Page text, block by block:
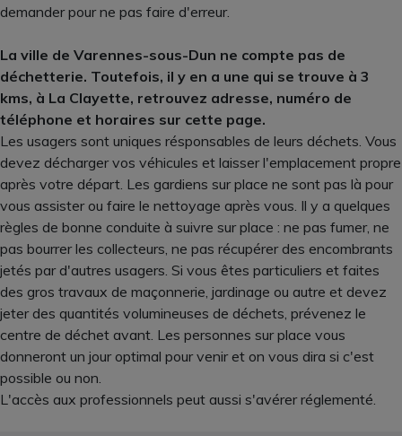
demander pour ne pas faire d'erreur.
La ville de Varennes-sous-Dun ne compte pas de
déchetterie. Toutefois, il y en a une qui se trouve à 3
kms, à La Clayette, retrouvez adresse, numéro de
téléphone et horaires sur cette page.
Les usagers sont uniques résponsables de leurs déchets. Vous
devez décharger vos véhicules et laisser l'emplacement propre
après votre départ. Les gardiens sur place ne sont pas là pour
vous assister ou faire le nettoyage après vous. Il y a quelques
règles de bonne conduite à suivre sur place : ne pas fumer, ne
pas bourrer les collecteurs, ne pas récupérer des encombrants
jetés par d'autres usagers. Si vous êtes particuliers et faites
des gros travaux de maçonnerie, jardinage ou autre et devez
jeter des quantités volumineuses de déchets, prévenez le
centre de déchet avant. Les personnes sur place vous
donneront un jour optimal pour venir et on vous dira si c'est
possible ou non.
L'accès aux professionnels peut aussi s'avérer réglementé.